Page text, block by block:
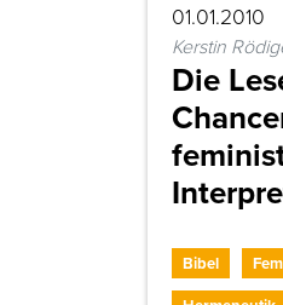
01.01.2010
Kerstin
Die
Bibel